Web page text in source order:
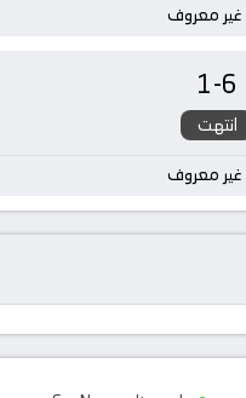
غير معروف
6
-
1
انتهت
غير معروف